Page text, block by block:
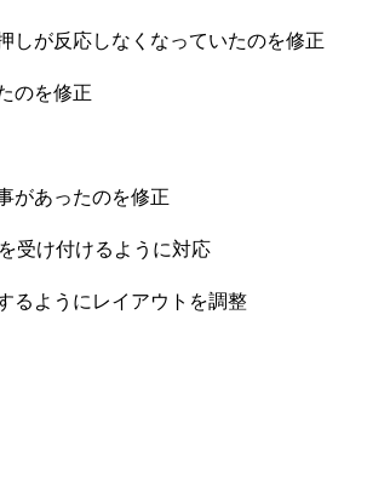
しが反応しなくなっていたのを修正
のを修正
があったのを修正
受け付けるように対応
るようにレイアウトを調整